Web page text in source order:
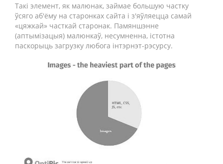
Такі элемент, як малюнак, займае большую частку
ўсяго аб'ёму на старонках сайта і з'яўляецца самай
«цяжкай» часткай старонак. Памяншэнне
(аптымізацыя) малюнкаў, несумненна, істотна
паскорыць загрузку любога інтэрнэт-рэсурсу.